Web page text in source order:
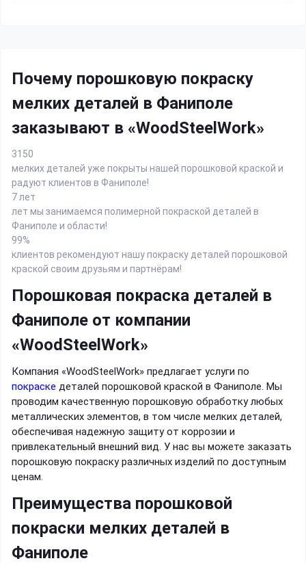
Почему порошковую покраску
мелких деталей в Фаниполе
заказывают в «WoodSteelWork»
3150
мелких деталей уже покрыты нашей порошковой краской и
радуют клиентов в Фаниполе!
7 лет
лет мы занимаемся полимерной покраской деталей в
Фаниполе и области!
99%
клиентов рекомендуют нашу покраску деталей порошковой
краской своим друзьям и партнёрам!
Порошковая покраска деталей в
Фаниполе от компании
«WoodSteelWork»
Компания «WoodSteelWork» предлагает услуги по
покраске деталей порошковой краской в Фаниполе. Мы
проводим качественную порошковую обработку любых
металлических элементов, в том числе мелких деталей,
обеспечивая надежную защиту от коррозии и
привлекательный внешний вид. У нас вы можете заказать
порошковую покраску различных изделий по доступным
ценам.
Преимущества порошковой
покраски мелких деталей в
Фаниполе